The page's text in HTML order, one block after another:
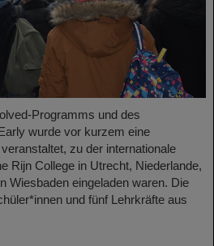
Programms und des
wurde vor kurzem eine
zu der internationale
Rijn College in Utrecht, Niederlande,
Wiesbaden eingeladen waren. Die
und fünf Lehrkräfte aus